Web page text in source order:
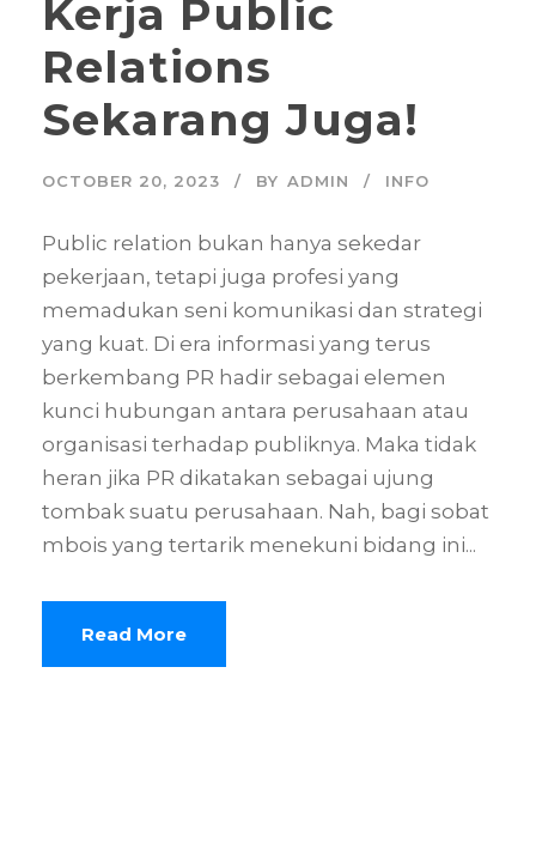
Kerja Public
Relations
Sekarang Juga!
OCTOBER 20, 2023 BY ADMIN INFO
Public relation bukan hanya sekedar
pekerjaan, tetapi juga profesi yang
memadukan seni komunikasi dan strategi
yang kuat. Di era informasi yang terus
berkembang PR hadir sebagai elemen
kunci hubungan antara perusahaan atau
organisasi terhadap publiknya. Maka tidak
heran jika PR dikatakan sebagai ujung
tombak suatu perusahaan. Nah, bagi sobat
mbois yang tertarik menekuni bidang ini...
Read More